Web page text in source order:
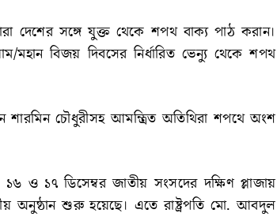
দেশের সঙ্গে যুক্ত থেকে শপথ বাক্য পাঠ করান।
মহান বিজয় দিবসের নির্ধারিত ভেন্যু থেকে শপথ
চৌধুরীসহ আমন্ত্রিত অতিথিরা শপথে অংশ
১৬ ও ১৭ ডিসেম্বর জাতীয় সংসদের দক্ষিণ প্লাজায়
অনুষ্ঠান শুরু হয়েছে। এতে রাষ্ট্রপতি মো. আবদুল